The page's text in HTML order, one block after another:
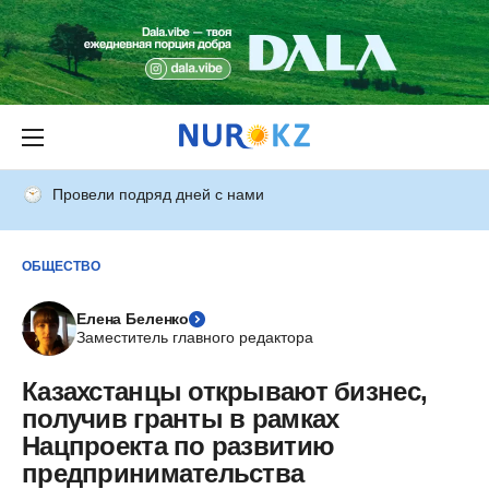
Провели подряд дней с нами
ОБЩЕСТВО
Елена Беленко
Заместитель главного редактора
Казахстанцы открывают бизнес,
получив гранты в рамках
Нацпроекта по развитию
предпринимательства